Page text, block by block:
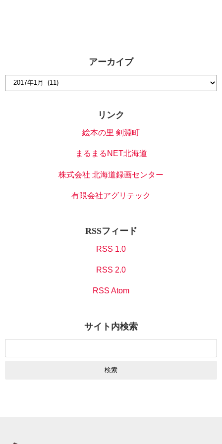
アーカイブ
リンク
絵本の里 剣淵町
まるまるNET北海道
株式会社 北海道録画センター
有限会社アグリテック
RSSフィード
RSS 1.0
RSS 2.0
RSS Atom
サイト内検索